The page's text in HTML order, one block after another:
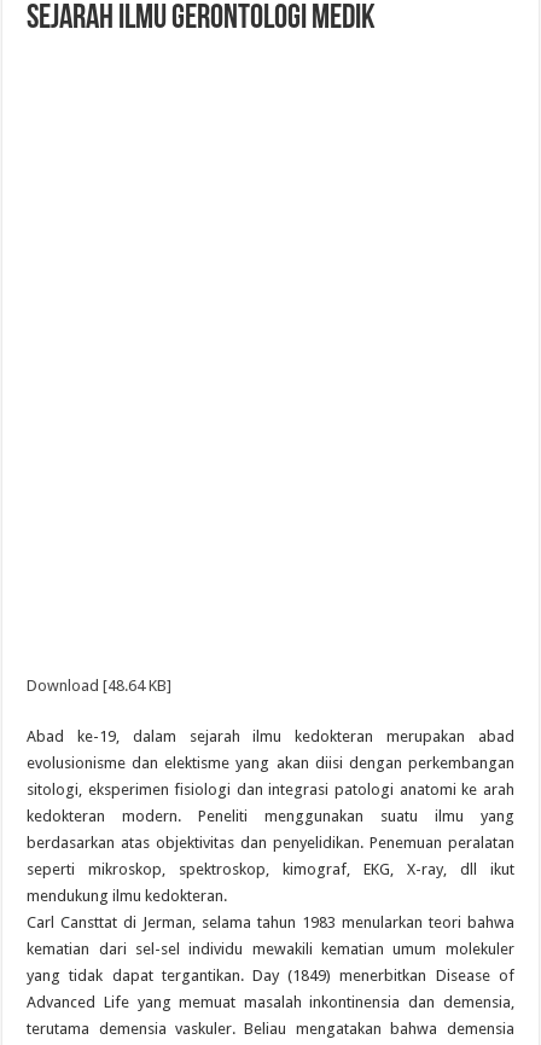
SEJARAH ILMU GERONTOLOGI MEDIK
Download [48.64 KB]
Abad ke-19, dalam sejarah ilmu kedokteran merupakan abad
evolusionisme dan elektisme yang akan diisi dengan perkembangan
sitologi, eksperimen fisiologi dan integrasi patologi anatomi ke arah
kedokteran modern. Peneliti menggunakan suatu ilmu yang
berdasarkan atas objektivitas dan penyelidikan. Penemuan peralatan
seperti mikroskop, spektroskop, kimograf, EKG, X-ray, dll ikut
mendukung ilmu kedokteran.
Carl Cansttat di Jerman, selama tahun 1983 menularkan teori bahwa
kematian dari sel-sel individu mewakili kematian umum molekuler
yang tidak dapat tergantikan. Day (1849) menerbitkan Disease of
Advanced Life yang memuat masalah inkontinensia dan demensia,
terutama demensia vaskuler. Beliau mengatakan bahwa demensia